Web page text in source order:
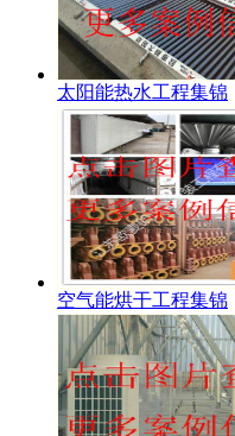
太阳能热水工程集锦
空气能烘干工程集锦